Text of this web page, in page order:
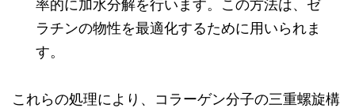
率的に加水分解を行います。この方法は、ゼ
ラチンの物性を最適化するために用いられま
す。
これらの処理により、コラーゲン分子の三重螺旋構